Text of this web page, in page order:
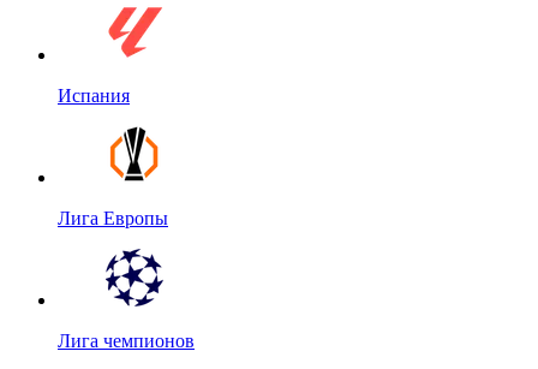
Испания
Лига Европы
Лига чемпионов